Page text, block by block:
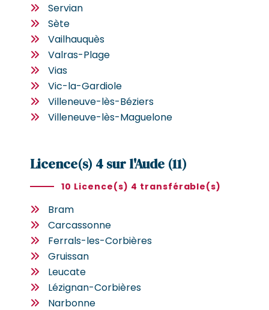
Servian
Sète
Vailhauquès
Valras-Plage
Vias
Vic-la-Gardiole
Villeneuve-lès-Béziers
Villeneuve-lès-Maguelone
Licence(s) 4 sur l'Aude (11)
10 Licence(s) 4 transférable(s)
Bram
Carcassonne
Ferrals-les-Corbières
Gruissan
Leucate
Lézignan-Corbières
Narbonne